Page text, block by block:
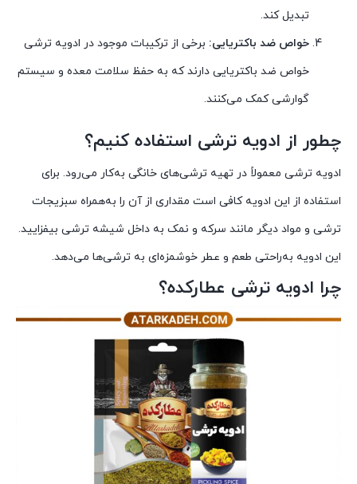
تبدیل کند.
خواص ضد باکتریایی: برخی از ترکیبات موجود در ادویه ترشی
خواص ضد باکتریایی دارند که به حفظ سلامت معده و سیستم
گوارشی کمک می‌کنند.
چطور از ادویه ترشی استفاده کنیم؟
ادویه ترشی معمولاً در تهیه ترشی‌های خانگی به‌کار می‌رود. برای
استفاده از این ادویه کافی است مقداری از آن را به‌همراه سبزیجات
ترشی و مواد دیگر مانند سرکه و نمک به داخل شیشه ترشی بیفزایید.
این ادویه به‌راحتی طعم و عطر خوشمزه‌ای به ترشی‌ها می‌دهد.
چرا ادویه ترشی عطارکده؟